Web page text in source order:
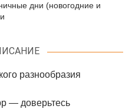
дни (новогодние и
разнообразия
— доверьтесь